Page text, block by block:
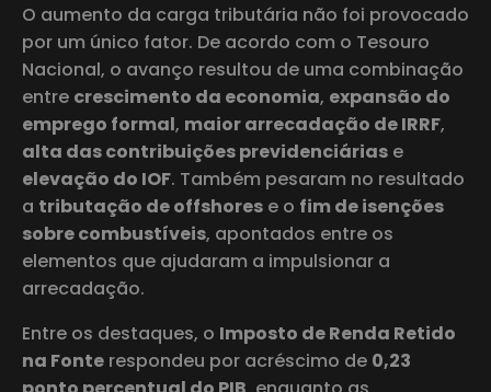
O aumento da carga tributária não foi provocado
por um único fator. De acordo com o Tesouro
Nacional, o avanço resultou de uma combinação
entre crescimento da economia, expansão do
emprego formal, maior arrecadação de IRRF,
alta das contribuições previdenciárias e
elevação do IOF. Também pesaram no resultado
a tributação de offshores e o fim de isenções
sobre combustíveis, apontados entre os
elementos que ajudaram a impulsionar a
arrecadação.
Entre os destaques, o Imposto de Renda Retido
na Fonte respondeu por acréscimo de 0,23